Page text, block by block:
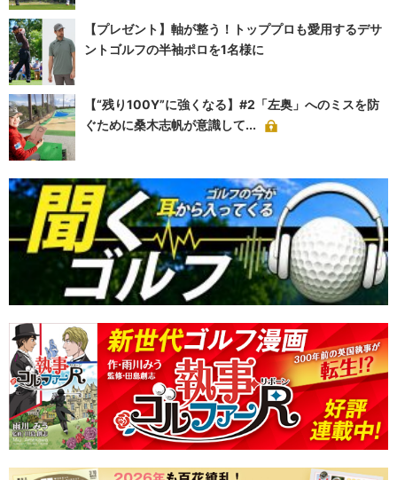
【プレゼント】軸が整う！トッププロも愛用するデサ
ントゴルフの半袖ポロを1名様に
【“残り100Y”に強くなる】#2「左奥」へのミスを防
ぐために桑木志帆が意識して...